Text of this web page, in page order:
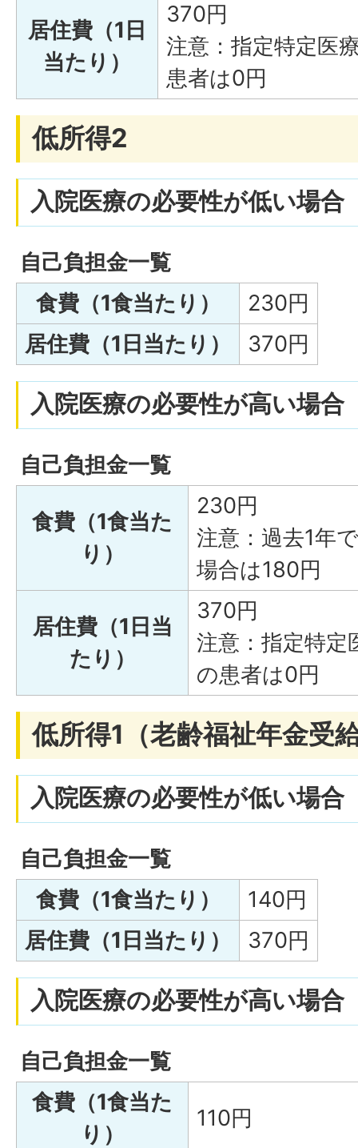
居住費（1日
当たり）
370円
注意：指定特定医
患者は0円
低所得2
入院医療の必要性が低い場合
自己負担金一覧
食費（1食当たり）
230円
居住費（1日当たり）
370円
入院医療の必要性が高い場合
自己負担金一覧
食費（1食当た
り）
230円
注意：過去1年
場合は180円
居住費（1日当
たり）
370円
注意：指定特定
の患者は0円
低所得1（老齢福祉年金受
入院医療の必要性が低い場合
自己負担金一覧
食費（1食当たり）
140円
居住費（1日当たり）
370円
入院医療の必要性が高い場合
自己負担金一覧
食費（1食当た
り）
110円